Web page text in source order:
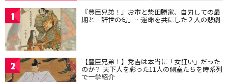
1 『豊臣兄弟！』お市と柴田勝家、自刃しての最
期と「辞世の句」…運命を共にした２人の悲劇
2 【豊臣兄弟！】秀吉は本当に「女狂い」だった
のか？ 天下人を彩った11人の側室たちを時系列
で一挙紹介